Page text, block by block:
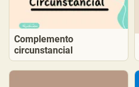
Complemento
circunstancial